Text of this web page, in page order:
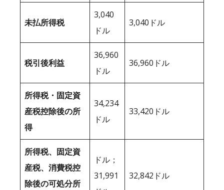
未払所得税
3,040
ドル
3,040ドル
税引後利益
36,960
ドル
36,960ドル
所得税・固定資
産税控除後の所
得
34,234
ドル
33,420ドル
所得税、固定資
産税、消費税控
除後の可処分所
ドル；
31,991
32,842ドル